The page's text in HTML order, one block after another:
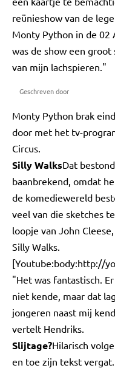
reünieshow van de
Monty Python in de 02
was de show een groot
van mijn lachspieren."
Geschreven door
Monty Python brak
door met het tv-
Circus.
Silly WalksDat
baanbrekend, omdat
de komediewereld
veel van die sketches
loopje van John
Silly Walks.
[Youtube:body:http://
"Het was fantastisch.
niet kende, maar dat
jongeren naast mij
vertelt Hendriks.
Slijtage?Hilarisch
en toe zijn tekst